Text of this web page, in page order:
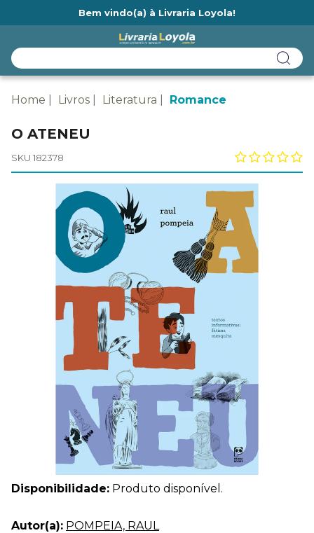
Bem vindo(a) à Livraria Loyola!
Home Livros Literatura Romance
O ATENEU
SKU 182378
Disponibilidade: Produto disponível.
Autor(a): POMPEIA, RAUL